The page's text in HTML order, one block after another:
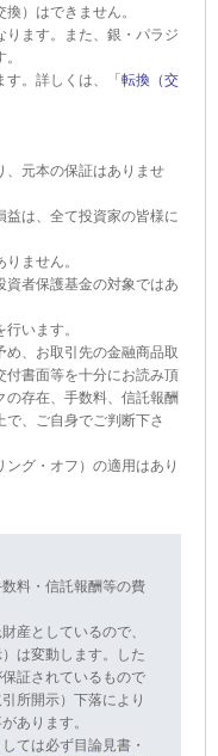
）はできません。
ます。また、銀・パラジ
す。詳しくは、「転換（交
、元本の保証はありませ
は、全て投資家の皆様に
ません。
者保護基金の対象ではあ
います。
、お取引先の金融商品取
付書面等を十分にお読み頂
の存在、手数料、信託報酬
、ご自身でご判断下さ
グ・オフ）の適用はあり
料・信託報酬等の費
産としているので、
は変動します。した
証されているもので
所開示）下落により
あります。
ては必ず目論見書・